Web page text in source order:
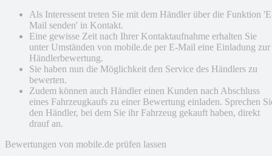
Als Interessent treten Sie mit dem Händler über die Funktion
Mail senden' in Kontakt.
Eine gewisse Zeit nach Ihrer Kontaktaufnahme erhalten Sie
unter Umständen von mobile.de per E-Mail eine Einladung zur
Händlerbewertung.
Sie haben nun die Möglichkeit den Service des Händlers zu
bewerten.
Zudem können auch Händler einen Kunden nach Abschluss
eines Fahrzeugkaufs zu einer Bewertung einladen. Sprechen
den Händler, bei dem Sie ihr Fahrzeug gekauft haben, direkt
drauf an.
Bewertungen von mobile.de prüfen lassen